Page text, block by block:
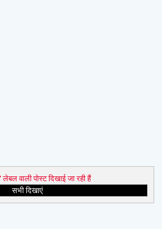
लेबल वाली पोस्ट दिखाई जा रही हैं
सभी दिखाएं